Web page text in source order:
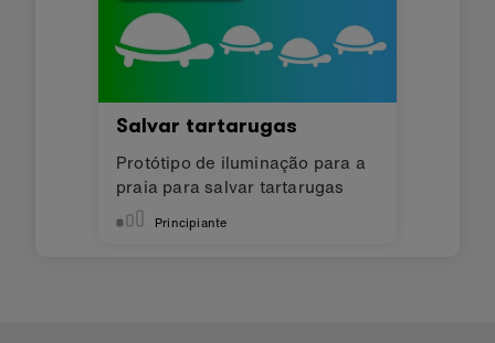
Salvar tartarugas
Protótipo de iluminação para a
praia para salvar tartarugas
Principiante